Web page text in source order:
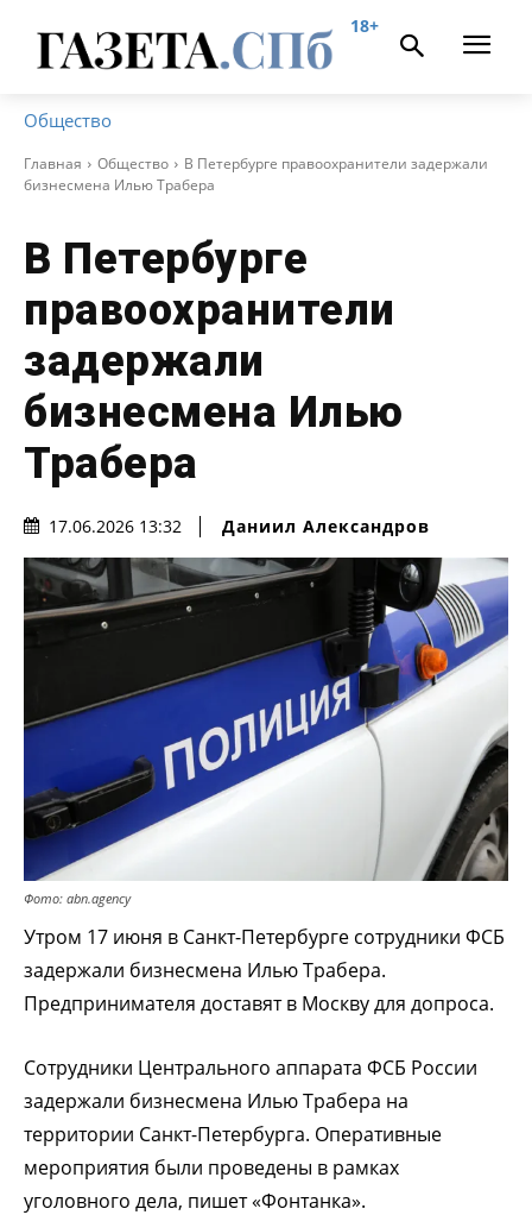
18+
Общество
Главная Общество
В Петербурге правоохранители задержали
бизнесмена Илью Трабера
В Петербурге
правоохранители
задержали
бизнесмена Илью
Трабера
17.06.2026 13:32 Даниил Александров
Фото: abn.agency
Утром 17 июня в Санкт-Петербурге сотрудники ФСБ
задержали бизнесмена Илью Трабера.
Предпринимателя доставят в Москву для допроса.
Сотрудники Центрального аппарата ФСБ России
задержали бизнесмена Илью Трабера на
территории Санкт-Петербурга. Оперативные
мероприятия были проведены в рамках
уголовного дела, пишет «Фонтанка».